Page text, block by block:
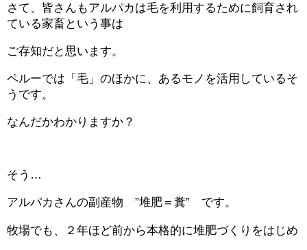
さて、皆さんもアルパカは毛を利用するために飼育され
ている家畜という事は
ご存知だと思います。
ペルーでは「毛」のほかに、あるモノを活用しているそ
うです。
なんだかわかりますか？
そう…
アルパカさんの副産物 ”堆肥＝糞” です。
牧場でも、２年ほど前から本格的に堆肥づくりをはじめ